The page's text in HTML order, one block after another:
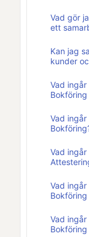
Vad gör
ett
Kan jag
kunder
Vad
Vad
Vad
Vad
Vad